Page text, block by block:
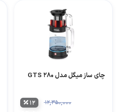
چای ساز میگل مدل GTS 280
۱۲,۳۵۰,۰۰۰ ۱۲